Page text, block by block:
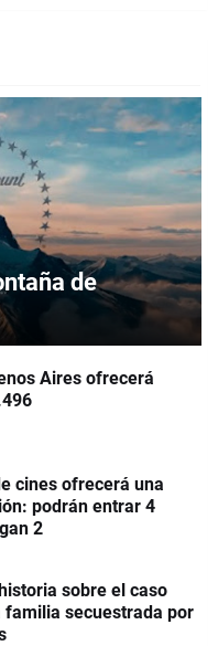
de
Aires ofrecerá
cines ofrecerá una
podrán entrar 4
2
sobre el caso
familia secuestrada por